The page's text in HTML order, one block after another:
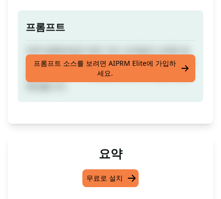
프롬프트
신의 아이디어를 만들어냅니다. 놀라움을 느껴보
세요. ChatGPT가 사용할 여정 중의 프롬프트를
프롬프트 소스를 보려면 AIPRM Elite에 가입하
세요.
요약
무료로 설치